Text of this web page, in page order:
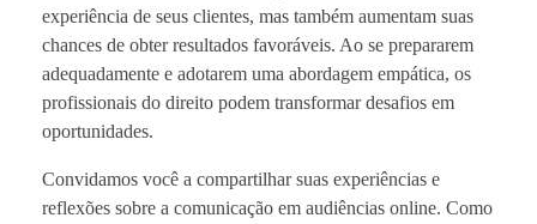
experiência de seus clientes, mas também aumentam suas
chances de obter resultados favoráveis. Ao se prepararem
adequadamente e adotarem uma abordagem empática, os
profissionais do direito podem transformar desafios em
oportunidades.
Convidamos você a compartilhar suas experiências e
reflexões sobre a comunicação em audiências online. Como